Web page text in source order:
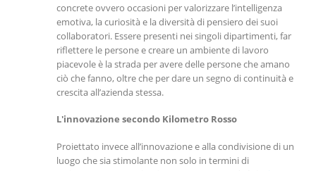
concrete ovvero occasioni per valorizzare l’intelligenza
emotiva, la curiosità e la diversità di pensiero dei suoi
collaboratori. Essere presenti nei singoli dipartimenti, far
riflettere le persone e creare un ambiente di lavoro
piacevole è la strada per avere delle persone che amano
ciò che fanno, oltre che per dare un segno di continuità e
crescita all’azienda stessa.
L'innovazione secondo Kilometro Rosso
Proiettato invece all’innovazione e alla condivisione di un
luogo che sia stimolante non solo in termini di